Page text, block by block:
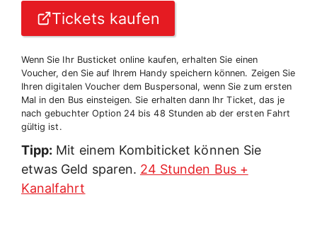
Tickets kaufen
Wenn Sie Ihr Busticket online kaufen, erhalten Sie einen
Voucher, den Sie auf Ihrem Handy speichern können. Zeigen Sie
Ihren digitalen Voucher dem Buspersonal, wenn Sie zum ersten
Mal in den Bus einsteigen. Sie erhalten dann Ihr Ticket, das je
nach gebuchter Option 24 bis 48 Stunden ab der ersten Fahrt
gültig ist.
Tipp: Mit einem Kombiticket können Sie
etwas Geld sparen. 24 Stunden Bus +
Kanalfahrt